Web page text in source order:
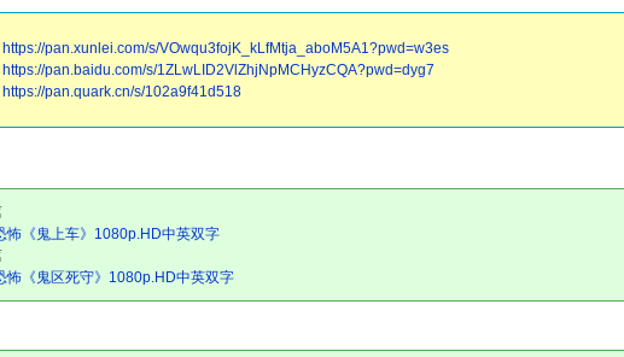
https://pan.xunlei.com/s/VOwqu3fojK_kLfMtja_aboM5A1?pwd=w3es
https://pan.baidu.com/s/1ZLwLID2VlZhjNpMCHyzCQA?pwd=dyg7
https://pan.quark.cn/s/102a9f41d518
怖《鬼上车》1080p.HD中英双字
怖《鬼区死守》1080p.HD中英双字